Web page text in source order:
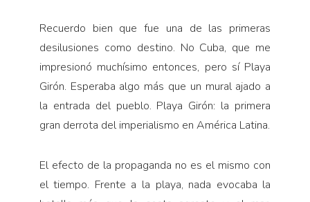
Recuerdo bien que fue una de las primeras
desilusiones como destino. No Cuba, que me
impresionó muchísimo entonces, pero sí Playa
Girón. Esperaba algo más que un mural ajado a
la entrada del pueblo. Playa Girón: la primera
gran derrota del imperialismo en América Latina.
El efecto de la propaganda no es el mismo con
el tiempo. Frente a la playa, nada evocaba la